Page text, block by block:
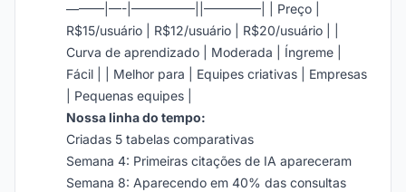
———|—-|—————||————–| | Preço |
R$15/usuário | R$12/usuário | R$20/usuário | |
Curva de aprendizado | Moderada | Íngreme |
Fácil | | Melhor para | Equipes criativas | Empresas
| Pequenas equipes |
Nossa linha do tempo:
Criadas 5 tabelas comparativas
Semana 4: Primeiras citações de IA apareceram
Semana 8: Aparecendo em 40% das consultas